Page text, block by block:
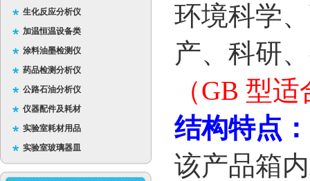
生化反应分析仪
加温恒温设备类
涂料油墨检测仪
药品检测分析仪
公路石油分析仪
仪器配件及耗材
实验室耗材用品
实验室玻璃器皿
环境科学
产、科研
（GB 型适
结构特点：
该产品箱